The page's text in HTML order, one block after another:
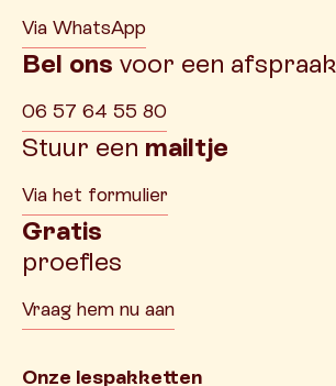
Via WhatsApp
Bel ons voor een afspraak
06 57 64 55 80
Stuur een mailtje
Via het formulier
Gratis
proefles
Vraag hem nu aan
Onze lespakketten